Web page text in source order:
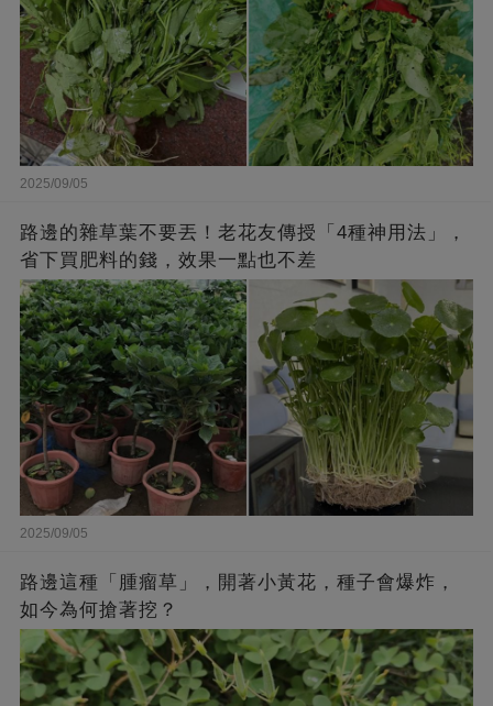
2025/09/05
路邊的雜草葉不要丟！老花友傳授「4種神用法」，
省下買肥料的錢，效果一點也不差
2025/09/05
路邊這種「腫瘤草」，開著小黃花，種子會爆炸，
如今為何搶著挖？